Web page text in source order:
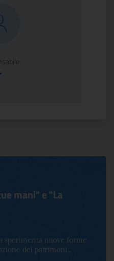
mani" e "La
sperimenta nuove forme
del patrimoni...